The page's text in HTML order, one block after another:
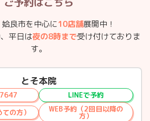
良市を中心に10店舗展開中！
平日は夜の8時まで受け付けておりま
す。
とそ本院
LINEで予約
の方）
WEB予約（2回目以降の
方）